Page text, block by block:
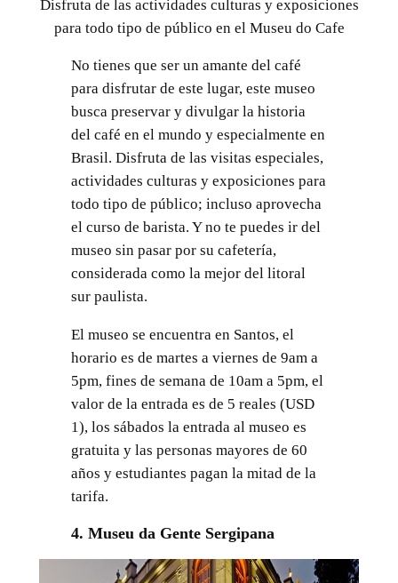
Disfruta de las actividades culturas y exposiciones
para todo tipo de público en el Museu do Cafe
No tienes que ser un amante del café
para disfrutar de este lugar, este museo
busca preservar y divulgar la historia
del café en el mundo y especialmente en
Brasil. Disfruta de las visitas especiales,
actividades culturas y exposiciones para
todo tipo de público; incluso aprovecha
el curso de barista. Y no te puedes ir del
museo sin pasar por su cafetería,
considerada como la mejor del litoral
sur paulista.
El museo se encuentra en Santos, el
horario es de martes a viernes de 9am a
5pm, fines de semana de 10am a 5pm, el
valor de la entrada es de 5 reales (USD
1), los sábados la entrada al museo es
gratuita y las personas mayores de 60
años y estudiantes pagan la mitad de la
tarifa.
4. Museu da Gente Sergipana